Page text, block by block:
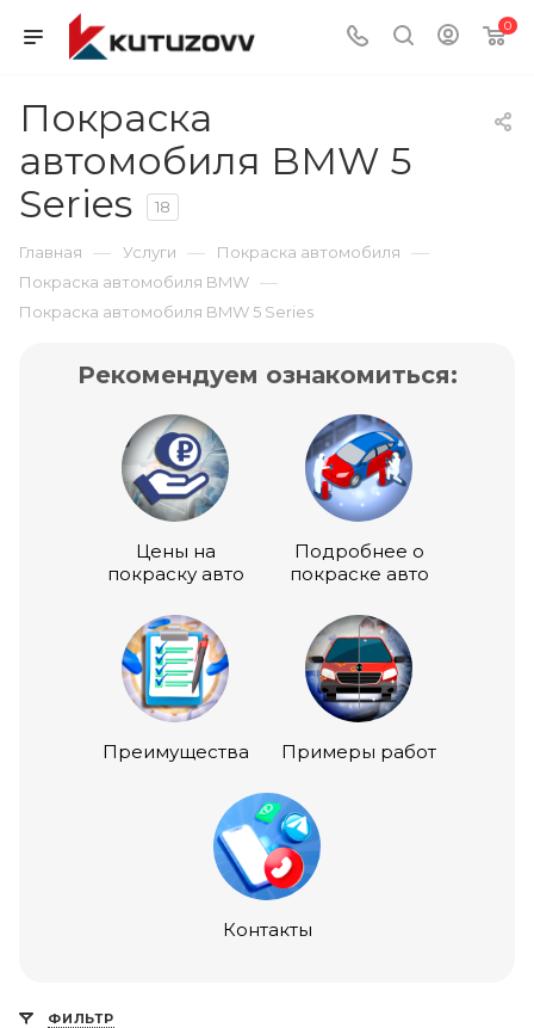
0
Покраска
автомобиля BMW 5
Series
18
Главная — Услуги — Покраска автомобиля —
Покраска автомобиля BMW —
Покраска автомобиля BMW 5 Series
Рекомендуем ознакомиться:
Цены на
покраску авто
Подробнее о
покраске авто
Преимущества Примеры работ
Контакты
ФИЛЬТР